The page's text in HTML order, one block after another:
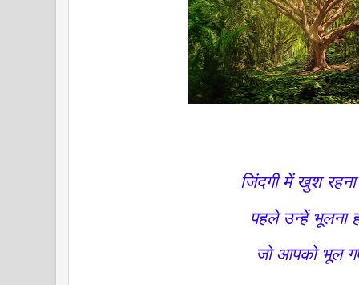
जिंदगी में खुश
पहले उन्हें भूलना
जो आपको भूल